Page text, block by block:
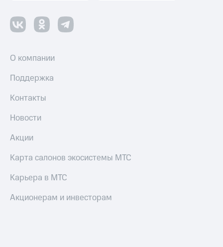
О компании
Поддержка
Контакты
Новости
Акции
Карта салонов экосистемы МТС
Карьера в МТС
Акционерам и инвесторам